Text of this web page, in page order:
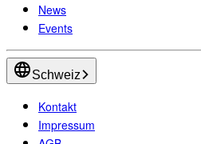
News
Events
Schweiz
Kontakt
Impressum